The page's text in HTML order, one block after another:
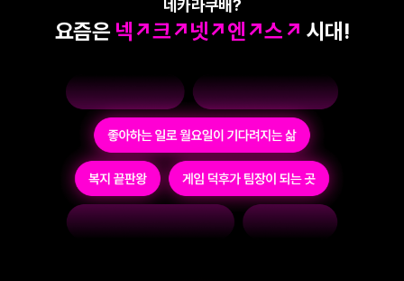
네카라쿠배?
요즘은 넥↗크↗넷↗엔↗스↗ 시대!